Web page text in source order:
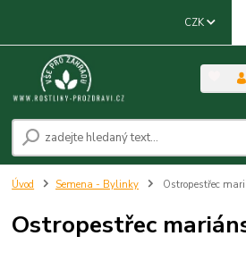
CZK
Úvod Semena - Bylinky Ostropestřec
Ostropestřec